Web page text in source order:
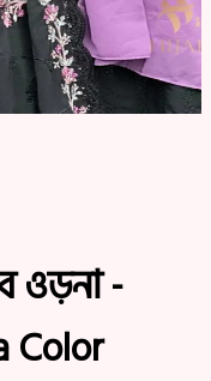
ওড়না -
Color